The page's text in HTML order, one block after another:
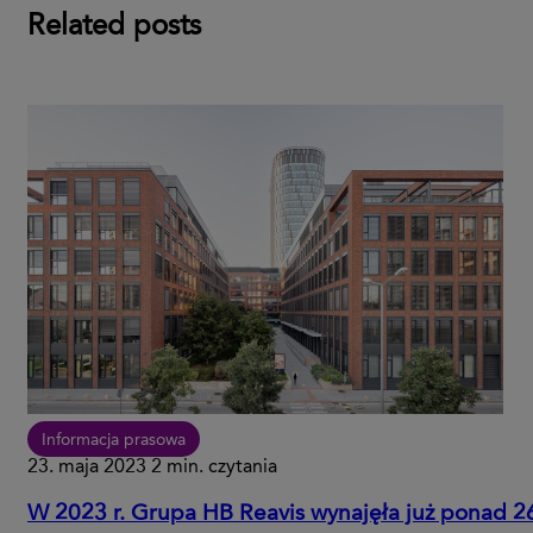
Related posts
Informacja prasowa
23. maja 2023 2 min. czytania
W 2023 r. Grupa HB Reavis wynajęła już ponad